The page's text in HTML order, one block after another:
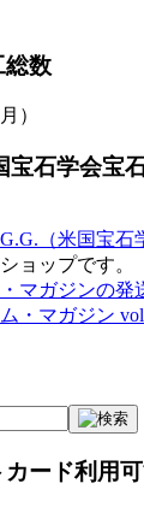
総数
）
石学会宝石
（米国宝石
ョップです。
・マガジン
ード利用